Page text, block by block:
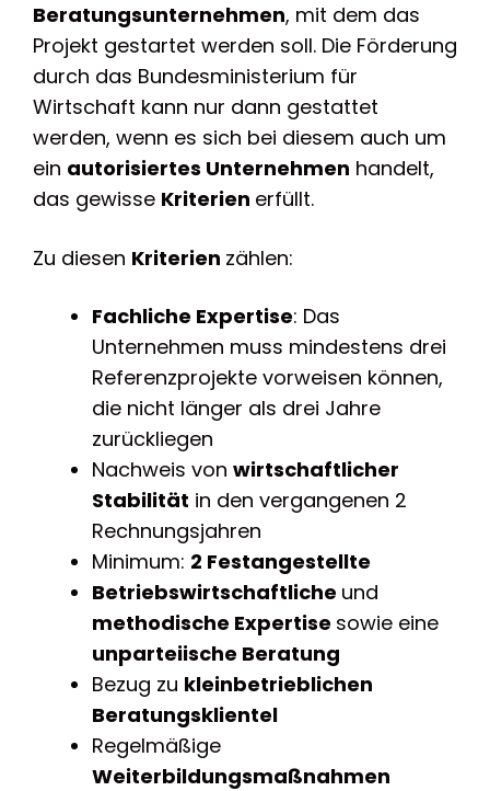
Beratungsunternehmen, mit dem das
Projekt gestartet werden soll. Die Förderung
durch das Bundesministerium für
Wirtschaft kann nur dann gestattet
werden, wenn es sich bei diesem auch um
ein autorisiertes Unternehmen handelt,
das gewisse Kriterien erfüllt.
Zu diesen Kriterien zählen:
Fachliche Expertise: Das
Unternehmen muss mindestens drei
Referenzprojekte vorweisen können,
die nicht länger als drei Jahre
zurückliegen
Nachweis von wirtschaftlicher
Stabilität in den vergangenen 2
Rechnungsjahren
Minimum: 2 Festangestellte
Betriebswirtschaftliche und
methodische Expertise sowie eine
unparteiische Beratung
Bezug zu kleinbetrieblichen
Beratungsklientel
Regelmäßige
Weiterbildungsmaßnahmen